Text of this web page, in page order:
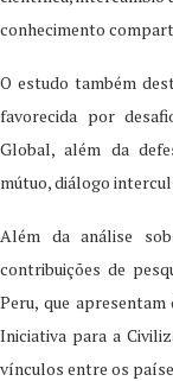
conhecimento
O estudo também
favorecida por
Global, além da
mútuo, diálogo
Além da análise
contribuições de
Peru, que
Iniciativa para a
vínculos entre os